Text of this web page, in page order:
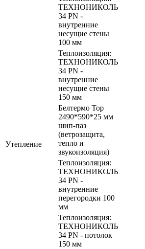
Утепление
ТЕХНОНИКОЛЬ
34 PN -
внутренние
несущие стены
100 мм
Теплоизоляция:
ТЕХНОНИКОЛЬ
34 PN -
внутренние
несущие стены
150 мм
Белтермо Тор
2490*590*25 мм
шип-паз
(ветрозащита,
тепло и
звукоизоляция)
Теплоизоляция:
ТЕХНОНИКОЛЬ
34 PN -
внутренние
перегородки 100
мм
Теплоизоляция:
ТЕХНОНИКОЛЬ
34 PN - потолок
150 мм